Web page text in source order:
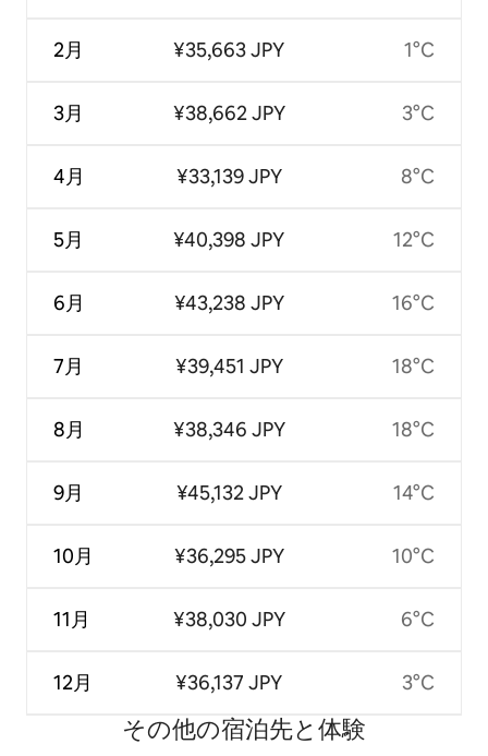
2月
3月
4月
5月
6月
7月
8月
9月
10月
11月
12月
¥35,663 JPY
¥38,662 JPY
¥33,139 JPY
¥40,398 JPY
¥43,238 JPY
¥39,451 JPY
¥38,346 JPY
¥45,132 JPY
¥36,295 JPY
¥38,030 JPY
¥36,137 JPY
1°C
3°C
8°C
12°C
16°C
18°C
18°C
14°C
10°C
6°C
3°C
その他の宿⁠泊⁠先と体⁠験